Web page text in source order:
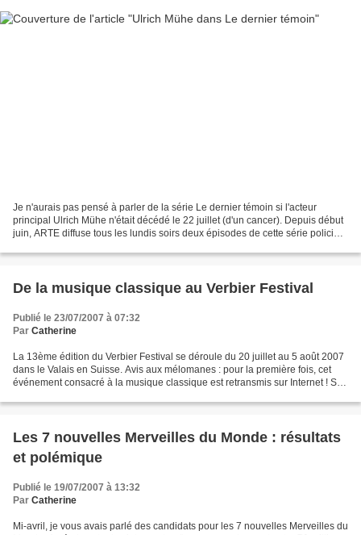
Je n'aurais pas pensé à parler de la série Le dernier témoin si l'acteur
principal Ulrich Mühe n'était décédé le 22 juillet (d'un cancer). Depuis début
juin, ARTE diffuse tous les lundis soirs deux épisodes de cette série policière
De la musique classique au Verbier Festival
Publié le 23/07/2007 à 07:32
Par Catherine
La 13ème édition du Verbier Festival se déroule du 20 juillet au 5 août 2007
dans le Valais en Suisse. Avis aux mélomanes : pour la première fois, cet
événement consacré à la musique classique est retransmis sur Internet ! Sur
Les 7 nouvelles Merveilles du Monde : résultats
et polémique
Publié le 19/07/2007 à 13:32
Par Catherine
Mi-avril, je vous avais parlé des candidats pour les 7 nouvelles Merveilles du